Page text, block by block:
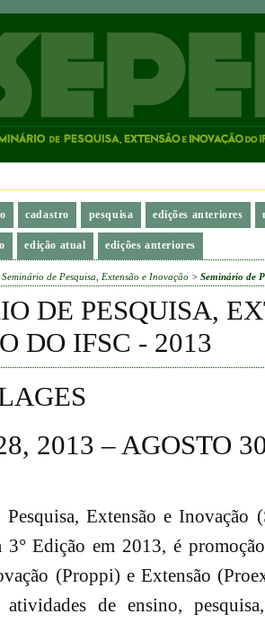
cadastro pesquisa edições anteriores
edição atual edições anteriores
Seminário de Pesquisa, Extensão e Inovação >Seminário de
DE PESQUISA,
DO IFSC - 2013
2013 – AGOSTO
Extensão e Inovação
3° Edição em 2013, é
(Proppi) e Extensão
atividades de ensino,